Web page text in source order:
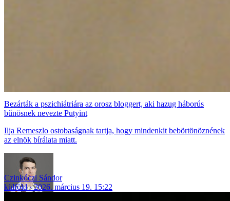
Bezárták a pszichiátriára az orosz bloggert, aki hazug háborús
bűnösnek nevezte Putyint
Ilja Remeszlo ostobaságnak tartja, hogy mindenkit bebörtönöznének
az elnök bírálata miatt.
Czinkóczi Sándor
külföld
2026. március 19. 15:22